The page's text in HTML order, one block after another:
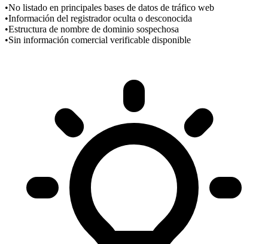
•No listado en principales bases de datos de tráfico web
•Información del registrador oculta o desconocida
•Estructura de nombre de dominio sospechosa
•Sin información comercial verificable disponible